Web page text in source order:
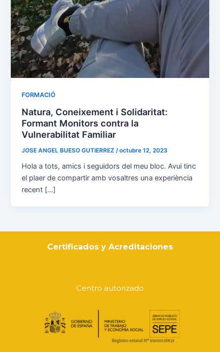
FORMACIÓ
Natura, Coneixement i Solidaritat:
Formant Monitors contra la
Vulnerabilitat Familiar
JOSE ANGEL BUESO GUTIERREZ /octubre 12, 2023
Hola a tots, amics i seguidors del meu bloc. Avui tinc
el plaer de compartir amb vosaltres una experiència
recent […]
Certificados y Acreditaciones
Centro autorizado